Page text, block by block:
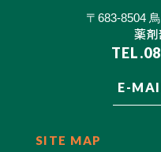
〒683-8504
薬剤
E-
SITE MAP